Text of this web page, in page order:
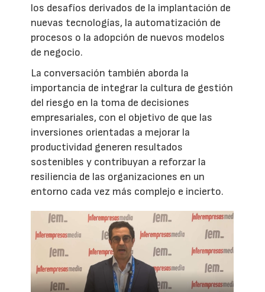
los desafíos derivados de la implantación de
nuevas tecnologías, la automatización de
procesos o la adopción de nuevos modelos
de negocio.
La conversación también aborda la
importancia de integrar la cultura de gestión
del riesgo en la toma de decisiones
empresariales, con el objetivo de que las
inversiones orientadas a mejorar la
productividad generen resultados
sostenibles y contribuyan a reforzar la
resiliencia de las organizaciones en un
entorno cada vez más complejo e incierto.